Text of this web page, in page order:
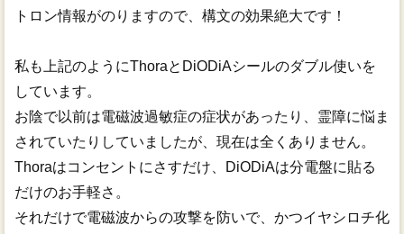
トロン情報がのりますので、構文の効果絶大です！
私も上記のようにThoraとDiODiAシールのダブル使いを
しています。
お陰で以前は電磁波過敏症の症状があったり、霊障に悩ま
されていたりしていましたが、現在は全くありません。
Thoraはコンセントにさすだけ、DiODiAは分電盤に貼る
だけのお手軽さ。
それだけで電磁波からの攻撃を防いで、かつイヤシロチ化